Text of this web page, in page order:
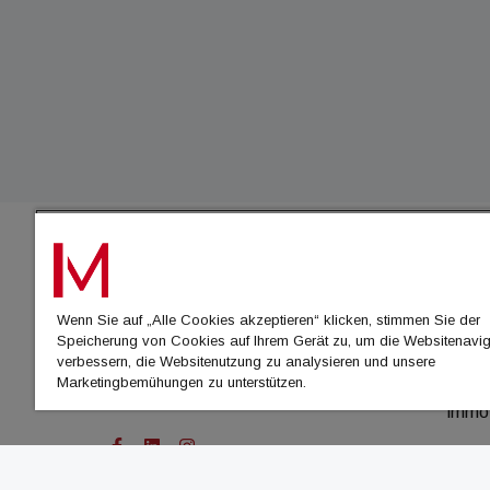
Wenn Sie auf „Alle Cookies akzeptieren“ klicken, stimmen Sie der
Speicherung von Cookies auf Ihrem Gerät zu, um die
verbessern, die Websitenutzung zu analysieren und unsere
Marketingbemühungen zu unterstützen.